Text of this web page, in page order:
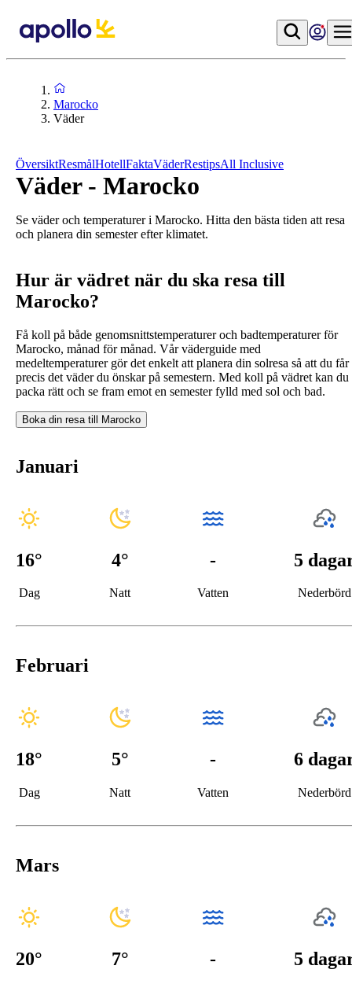
Marocko
Väder
ÖversiktResmålHotellFaktaVäderRestipsAll Inclusive
Väder - Marocko
Se väder och temperaturer i Marocko. Hitta den bästa tiden att resa
och planera din semester efter klimatet.
Hur är vädret när du ska resa till
Marocko?
Få koll på både genomsnittstemperaturer och badtemperaturer för
Marocko, månad för månad. Vår väderguide med
medeltemperaturer gör det enkelt att planera din solresa så att du får
precis det väder du önskar på semestern. Med koll på vädret kan du
packa rätt och se fram emot en semester fylld med sol och bad.
Boka din resa till Marocko
Januari
16°
Dag
4°
Natt
-
Vatten
5
Nederbörd
Februari
18°
Dag
5°
Natt
-
Vatten
6
Nederbörd
Mars
20° 7° - 5